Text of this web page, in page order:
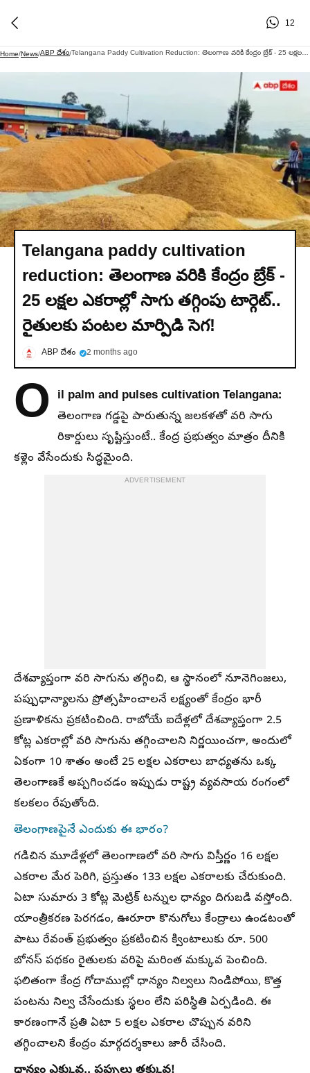
12
Home/News/ABP దేశం/
Telangana paddy cultivation
reduction: తెలంగాణ వరికి కేంద్రం బ్రేక్ -
25 లక్షల ఎకరాల్లో సాగు తగ్గింపు టార్గెట్..
రైతులకు పంటల మార్పిడి సెగ!
ABP దేశం 2 months ago
O il palm and pulses cultivation Telangana:
తెలంగాణ గడ్డపై పారుతున్న జలకళతో వరి సాగు
రికార్డులు సృష్టిస్తుంటే.. కేంద్ర ప్రభుత్వం మాత్రం దీనికి
కళ్లెం వేసేందుకు సిద్ధమైంది.
ADVERTISEMENT
దేశవ్యాప్తంగా వరి సాగును తగ్గించి, ఆ స్థానంలో నూనెగింజలు,
పప్పుధాన్యాలను ప్రోత్సహించాలనే లక్ష్యంతో కేంద్రం భారీ
ప్రణాళికను ప్రకటించింది. రాబోయే ఐదేళ్లలో దేశవ్యాప్తంగా 2.5
కోట్ల ఎకరాల్లో వరి సాగును తగ్గించాలని నిర్ణయించగా, అందులో
ఏకంగా 10 శాతం అంటే 25 లక్షల ఎకరాలు బాధ్యతను ఒక్క
తెలంగాణకే అప్పగించడం ఇప్పుడు రాష్ట్ర వ్యవసాయ రంగంలో
కలకలం రేపుతోంది.
తెలంగాణపైనే ఎందుకు ఈ భారం?
గడిచిన మూడేళ్లలో తెలంగాణలో వరి సాగు విస్తీర్ణం 16 లక్షల
ఎకరాల మేర పెరిగి, ప్రస్తుతం 133 లక్షల ఎకరాలకు చేరుకుంది.
ఏటా సుమారు 3 కోట్ల మెట్రిక్ టన్నుల ధాన్యం దిగుబడి వస్తోంది.
యాంత్రీకరణ పెరగడం, ఊరూరా కొనుగోలు కేంద్రాలు ఉండటంతో
పాటు రేవంత్ ప్రభుత్వం ప్రకటించిన క్వింటాలుకు రూ. 500
బోనస్ పథకం రైతులకు వరిపై మరింత మక్కువ పెంచింది.
ఫలితంగా కేంద్ర గోదాముల్లో ధాన్యం నిల్వలు నిండిపోయి, కొత్త
పంటను నిల్వ చేసేందుకు స్థలం లేని పరిస్థితి ఏర్పడింది. ఈ
కారణంగానే ప్రతి ఏటా 5 లక్షల ఎకరాల చొప్పున వరిని
తగ్గించాలని కేంద్రం మార్గదర్శకాలు జారీ చేసింది.